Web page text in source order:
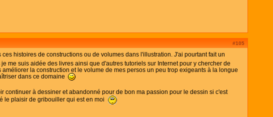
#105
histoires de constructions ou de volumes dans l'illustration. J'ai pourtant fait un
me suis aidée des livres ainsi que d'autres tutoriels sur Internet pour y chercher de
la construction et le volume de mes persos un peu trop exigeants à la longue
dans ce domaine
continuer à dessiner et abandonné pour de bon ma passion pour le dessin si c'est
le plaisir de gribouiller qui est en moi